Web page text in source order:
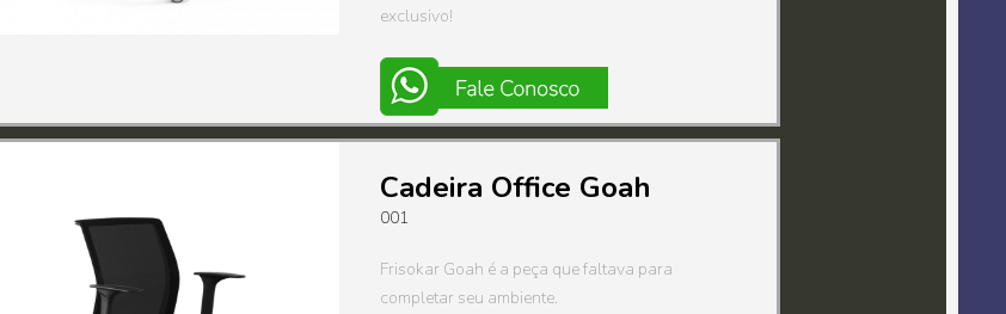
exclusivo!
Cadeira Office Goah
001
Frisokar Goah é a peça que faltava para
completar seu ambiente.